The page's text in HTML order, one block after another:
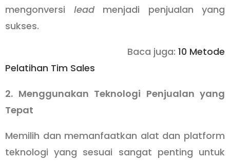
mengonversi leadmenjadi penjualan yang
sukses.
Baca juga: 10 Metode
Pelatihan Tim Sales
2. Menggunakan Teknologi Penjualan yang
Tepat
Memilih dan memanfaatkan alat dan platform
teknologi yang sesuai sangat penting untuk